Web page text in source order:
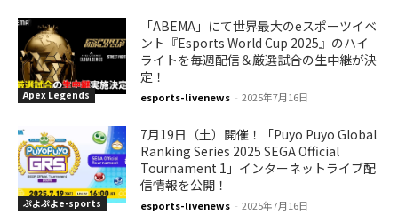
Apex Legends
「ABEMA」にて世界最大のeスポーツイベ
ント『Esports World Cup 2025』のハイ
ライトを毎週配信＆厳選試合の生中継が決
定！
esports-livenews - 2025年7月16日
ぷよぷよe-sports
7月19日（土）開催！「Puyo Puyo Global
Ranking Series 2025 SEGA Official
Tournament 1」インターネットライブ配
信情報を公開！
esports-livenews - 2025年7月16日